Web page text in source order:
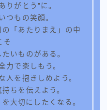
りがとう”に。
つもの笑顔。
「あたりまえ」の中
そ
いものがある。
力で楽しもう。
人を抱きしめよう。
ちを伝えよう。
大切にしたくなる。